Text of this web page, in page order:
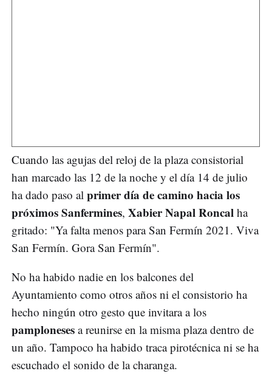
Cuando las agujas del reloj de la plaza consistorial
han marcado las 12 de la noche y el día 14 de julio
ha dado paso al primer día de camino hacia los
próximos Sanfermines, Xabier Napal Roncal ha
gritado: "Ya falta menos para San Fermín 2021. Viva
San Fermín. Gora San Fermín".
No ha habido nadie en los balcones del
Ayuntamiento como otros años ni el consistorio ha
hecho ningún otro gesto que invitara a los
pamploneses a reunirse en la misma plaza dentro de
un año. Tampoco ha habido traca pirotécnica ni se ha
escuchado el sonido de la charanga.